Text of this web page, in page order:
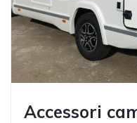
Accessori